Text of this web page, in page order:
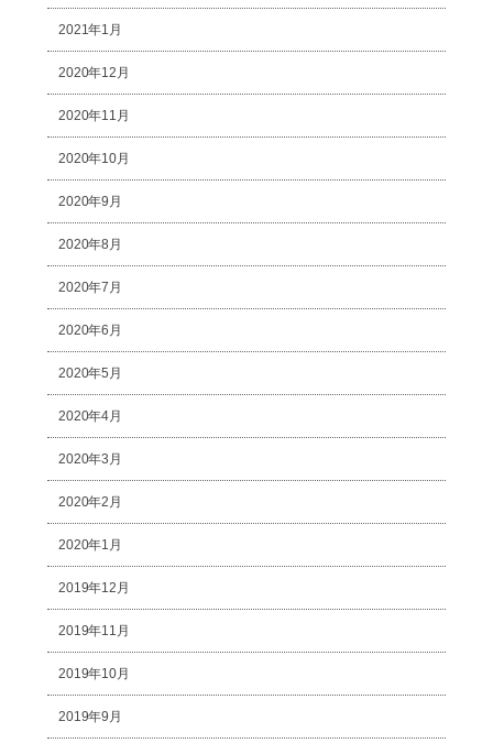
2021年1月
2020年12月
2020年11月
2020年10月
2020年9月
2020年8月
2020年7月
2020年6月
2020年5月
2020年4月
2020年3月
2020年2月
2020年1月
2019年12月
2019年11月
2019年10月
2019年9月